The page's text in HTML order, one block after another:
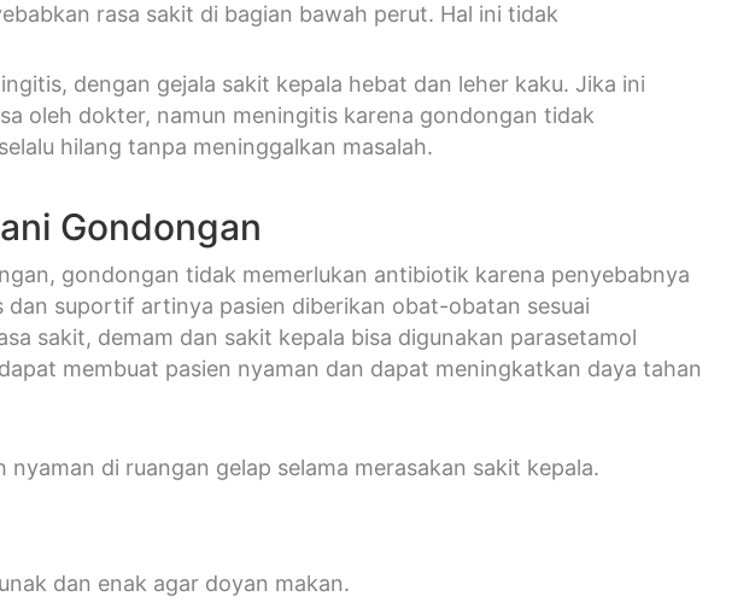
rasa sakit di bagian bawah perut. Hal ini tidak
dengan gejala sakit kepala hebat dan leher kaku. Jika ini
oleh dokter, namun meningitis karena gondongan tidak
hilang tanpa meninggalkan masalah.
Gondongan
gondongan tidak memerlukan antibiotik karena penyebabnya
suportif artinya pasien diberikan obat-obatan sesuai
sakit, demam dan sakit kepala bisa digunakan parasetamol
membuat pasien nyaman dan dapat meningkatkan daya tahan
di ruangan gelap selama merasakan sakit kepala.
dan enak agar doyan makan.